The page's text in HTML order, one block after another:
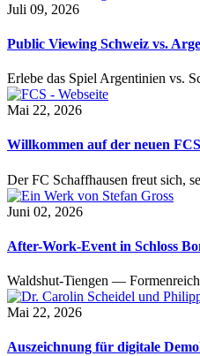
Juli 09, 2026
Public Viewing Schweiz vs.
Erlebe das Spiel Argentinien vs.
Mai 22, 2026
Willkommen auf der neuen
Der FC Schaffhausen freut sich,
Juni 02, 2026
After-Work-Event in Schloss
Waldshut-Tiengen —
Mai 22, 2026
Auszeichnung für digitale